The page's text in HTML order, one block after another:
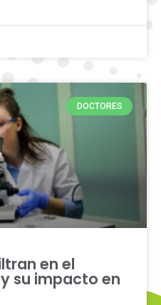
DOCTORES
en el
su impacto en